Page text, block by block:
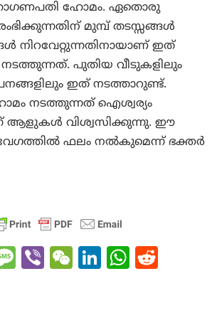
ഹോമം. ഏതൊരു
മുമ്പ് തടസ്സങ്ങൾ
നിറവേറ്റുന്നതിനായാണ് ഇത്
പുതിയ വീടുകളിലും
ഇത് നടത്താറുണ്ട്.
നടത്തുന്നത് ഐശ്വര്യം
ആളുകൾ വിശ്വസിക്കുന്നു. ഈ
ഫലം നൽകുമെന്ന് ഭക്തർ
M Vi W Li W